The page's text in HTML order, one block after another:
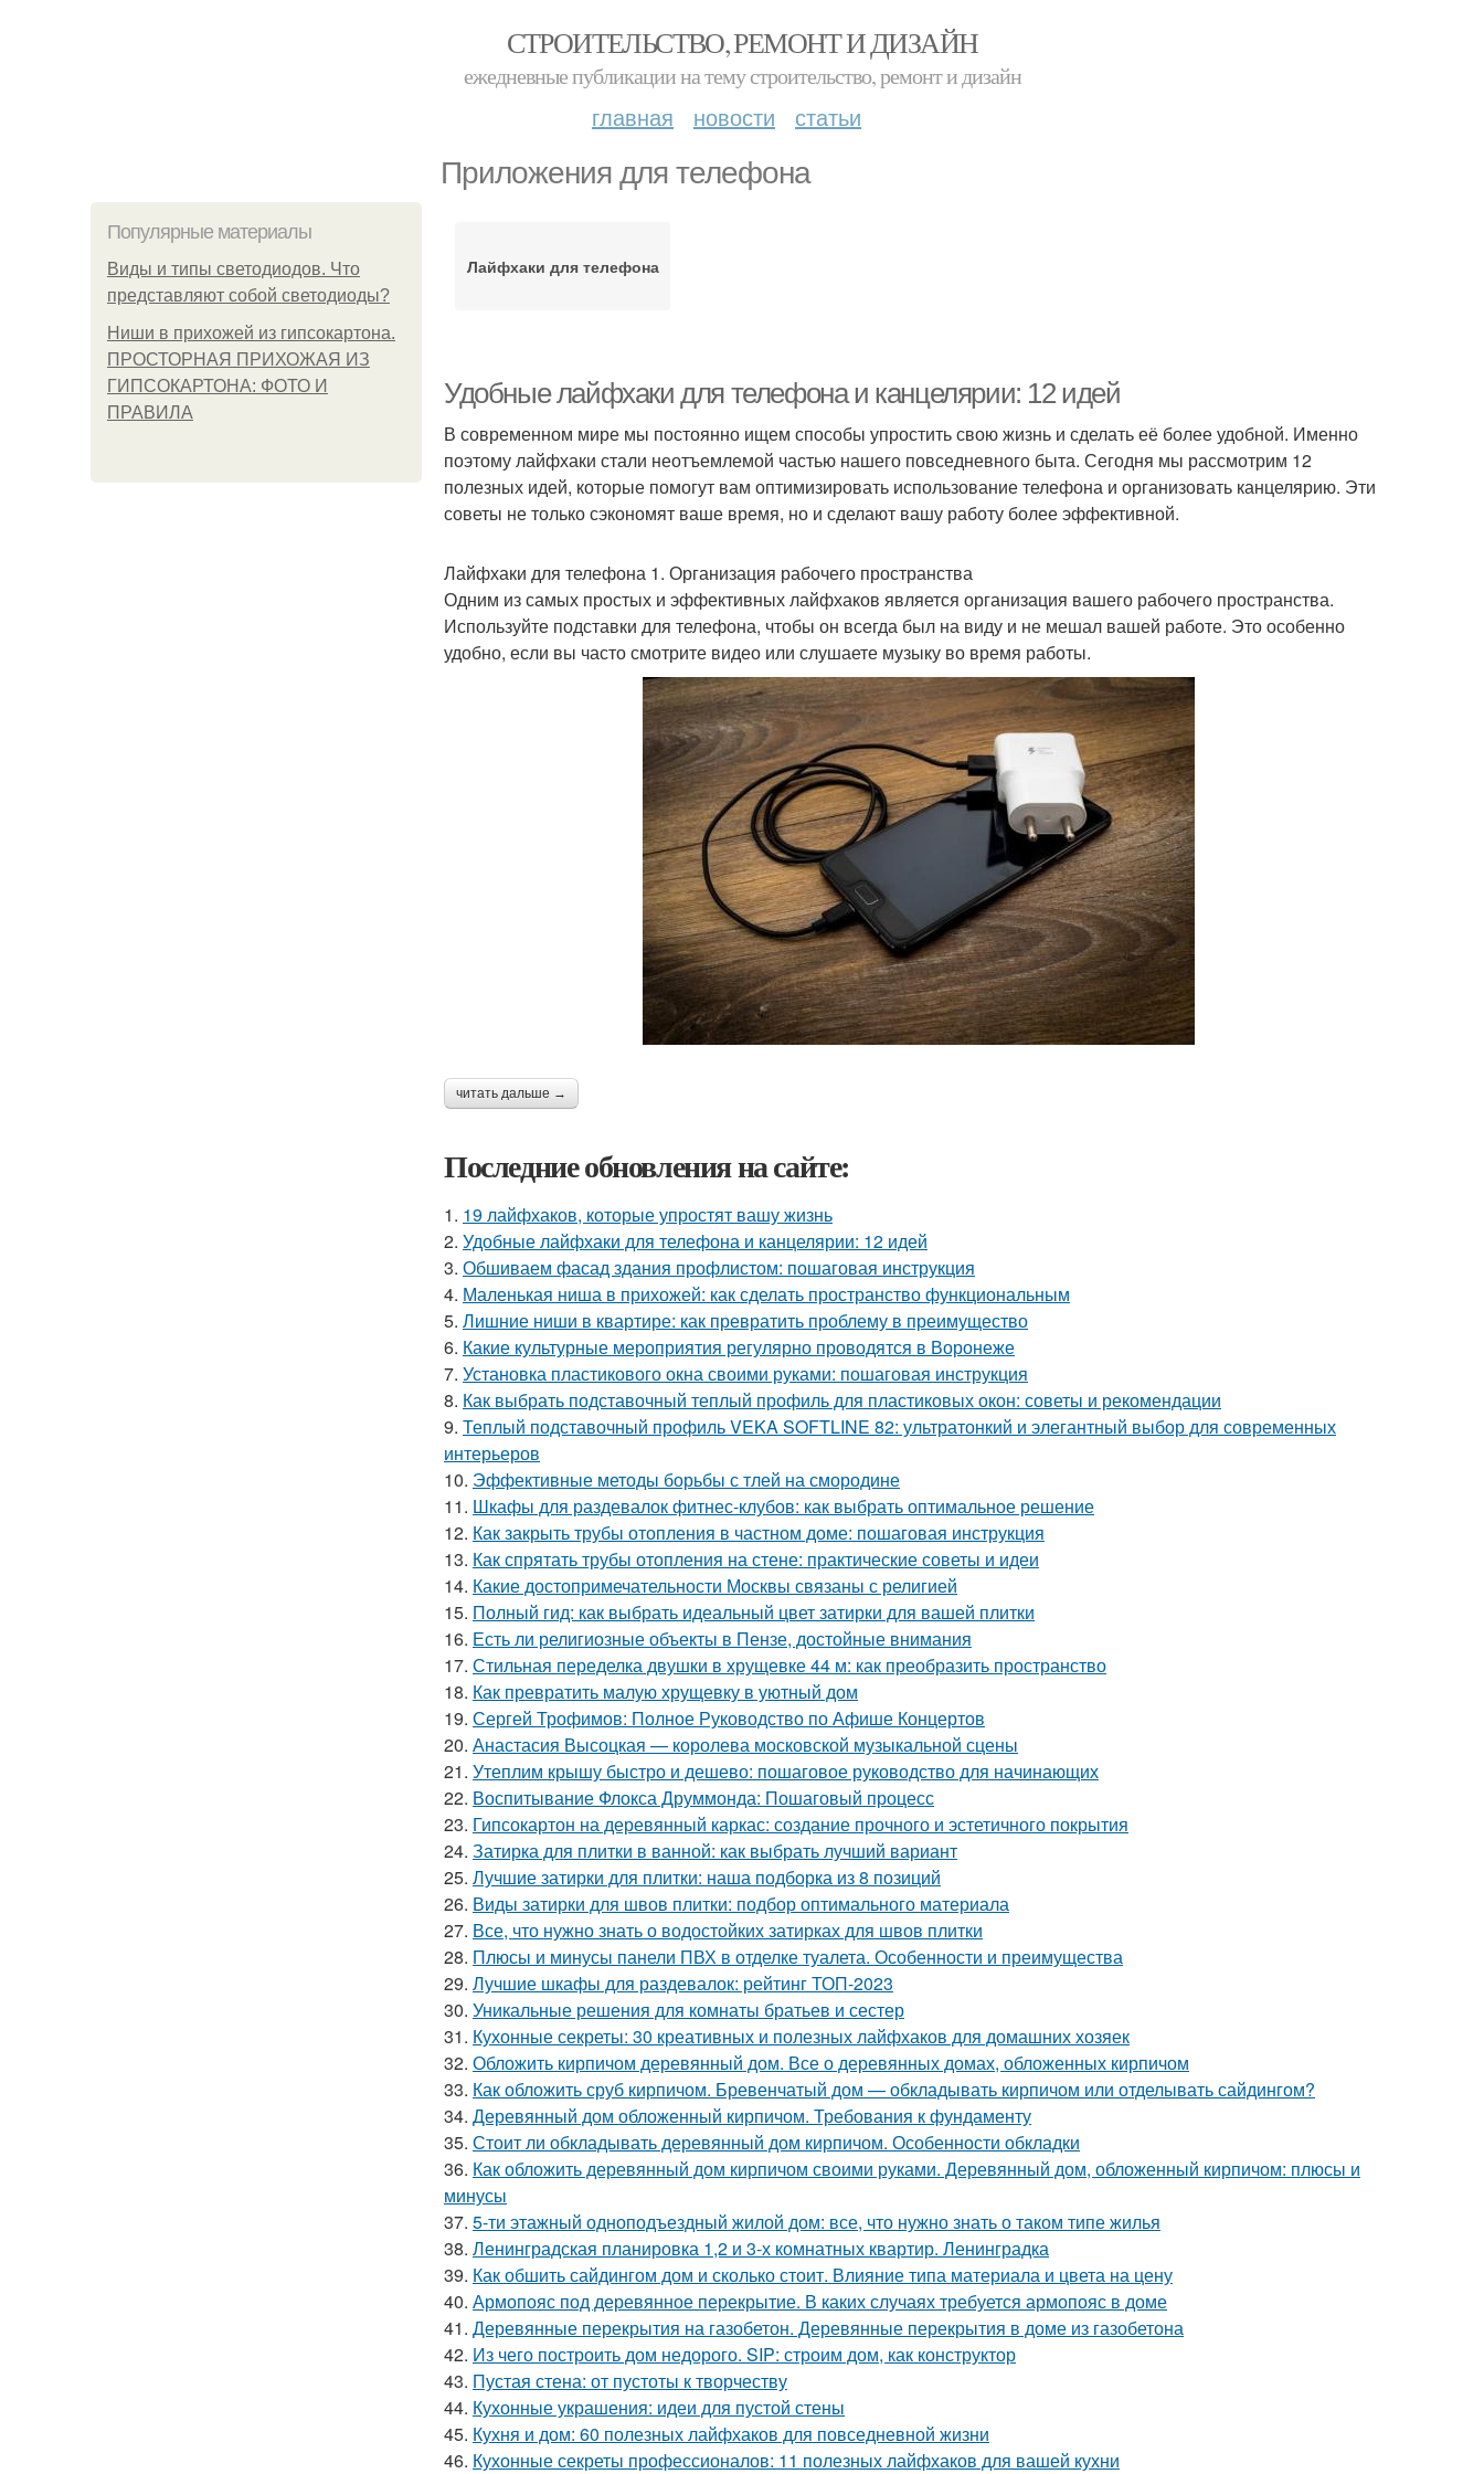
СТРОИТЕЛЬСТВО, РЕМОНТ И ДИЗАЙН
ежедневные публикации на тему строительство, ремонт и дизайн
главная новости статьи
Приложения для телефона
Популярные материалы
Виды и типы светодиодов. Что
представляют собой светодиоды?
Ниши в прихожей из гипсокартона.
ПРОСТОРНАЯ ПРИХОЖАЯ ИЗ
ГИПСОКАРТОНА: ФОТО И
ПРАВИЛА
Лайфхаки для телефона
Удобные лайфхаки для телефона и канцелярии: 12 идей
В современном мире мы постоянно ищем способы упростить свою жизнь и сделать её более удобной. Именно
поэтому лайфхаки стали неотъемлемой частью нашего повседневного быта. Сегодня мы рассмотрим 12
полезных идей, которые помогут вам оптимизировать использование телефона и организовать канцелярию. Эти
советы не только сэкономят ваше время, но и сделают вашу работу более эффективной.
Лайфхаки для телефона 1. Организация рабочего пространства
Одним из самых простых и эффективных лайфхаков является организация вашего рабочего пространства.
Используйте подставки для телефона, чтобы он всегда был на виду и не мешал вашей работе. Это особенно
удобно, если вы часто смотрите видео или слушаете музыку во время работы.
читать дальше →
Последние обновления на сайте:
1. 19 лайфхаков, которые упростят вашу жизнь
2. Удобные лайфхаки для телефона и канцелярии: 12 идей
3. Обшиваем фасад здания профлистом: пошаговая инструкция
4. Маленькая ниша в прихожей: как сделать пространство функциональным
5. Лишние ниши в квартире: как превратить проблему в преимущество
6. Какие культурные мероприятия регулярно проводятся в Воронеже
7. Установка пластикового окна своими руками: пошаговая инструкция
8. Как выбрать подставочный теплый профиль для пластиковых окон: советы и рекомендации
9. Теплый подставочный профиль VEKA SOFTLINE 82: ультратонкий и элегантный выбор для современных
интерьеров
10. Эффективные методы борьбы с тлей на смородине
11. Шкафы для раздевалок фитнес-клубов: как выбрать оптимальное решение
12. Как закрыть трубы отопления в частном доме: пошаговая инструкция
13. Как спрятать трубы отопления на стене: практические советы и идеи
14. Какие достопримечательности Москвы связаны с религией
15. Полный гид: как выбрать идеальный цвет затирки для вашей плитки
16. Есть ли религиозные объекты в Пензе, достойные внимания
17. Стильная переделка двушки в хрущевке 44 м: как преобразить пространство
18. Как превратить малую хрущевку в уютный дом
19. Сергей Трофимов: Полное Руководство по Афише Концертов
20. Анастасия Высоцкая — королева московской музыкальной сцены
21. Утеплим крышу быстро и дешево: пошаговое руководство для начинающих
22. Воспитывание Флокса Друммонда: Пошаговый процесс
23. Гипсокартон на деревянный каркас: создание прочного и эстетичного покрытия
24. Затирка для плитки в ванной: как выбрать лучший вариант
25. Лучшие затирки для плитки: наша подборка из 8 позиций
26. Виды затирки для швов плитки: подбор оптимального материала
27. Все, что нужно знать о водостойких затирках для швов плитки
28. Плюсы и минусы панели ПВХ в отделке туалета. Особенности и преимущества
29. Лучшие шкафы для раздевалок: рейтинг ТОП-2023
30. Уникальные решения для комнаты братьев и сестер
31. Кухонные секреты: 30 креативных и полезных лайфхаков для домашних хозяек
32. Обложить кирпичом деревянный дом. Все о деревянных домах, обложенных кирпичом
33. Как обложить сруб кирпичом. Бревенчатый дом — обкладывать кирпичом или отделывать сайдингом?
34. Деревянный дом обложенный кирпичом. Требования к фундаменту
35. Стоит ли обкладывать деревянный дом кирпичом. Особенности обкладки
36. Как обложить деревянный дом кирпичом своими руками. Деревянный дом, обложенный кирпичом: плюсы и
минусы
37. 5-ти этажный одноподъездный жилой дом: все, что нужно знать о таком типе жилья
38. Ленинградская планировка 1,2 и 3-х комнатных квартир. Ленинградка
39. Как обшить сайдингом дом и сколько стоит. Влияние типа материала и цвета на цену
40. Армопояс под деревянное перекрытие. В каких случаях требуется армопояс в доме
41. Деревянные перекрытия на газобетон. Деревянные перекрытия в доме из газобетона
42. Из чего построить дом недорого. SIP: строим дом, как конструктор
43. Пустая стена: от пустоты к творчеству
44. Кухонные украшения: идеи для пустой стены
45. Кухня и дом: 60 полезных лайфхаков для повседневной жизни
46. Кухонные секреты профессионалов: 11 полезных лайфхаков для вашей кухни